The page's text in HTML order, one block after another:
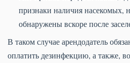
признаки наличия насекомых,
обнаружены вскоре после
В таком случае арендодатель
оплатить дезинфекцию, а также,